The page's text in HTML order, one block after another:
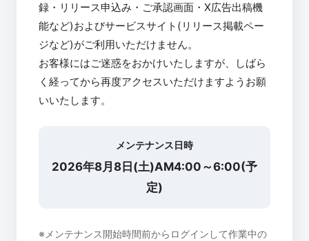
録・リリース申込み・ご承認画面・X広告出稿機
能など)およびサービスサイト(リリース掲載ペー
ジなど)がご利用いただけません。
お客様にはご迷惑をおかけいたしますが、しばら
く経ってから再度アクセスいただけますようお願
いいたします。
メンテナンス日時
2026年8月8日(土)AM4:00～6:00(予
定)
※メンテナンス開始時間前からログインして作業中の